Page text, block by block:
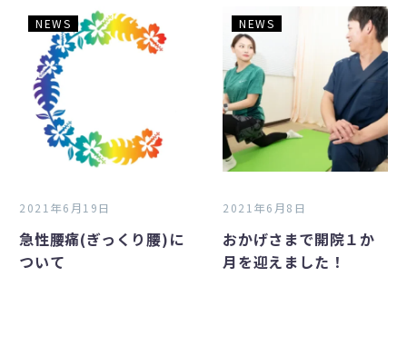
ま
し
急
性
く
腰)
つ
NEWS
2021年6月19日
急性腰痛(ぎっくり腰)に
ついて
さ
ま
で
院
月
を
NEWS
2021年6月8日
おかげさまで開院１か
月を迎えました！